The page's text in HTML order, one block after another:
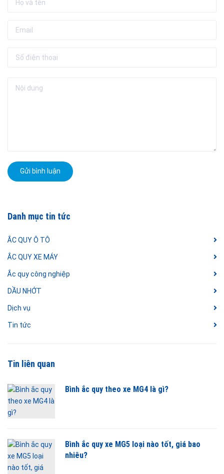
Danh mục tin tức
ẮC QUY Ô TÔ
ẮC QUY XE MÁY
Ắc quy công nghiệp
DẦU NHỚT
Dịch vụ
Tin tức
Tin liên quan
Bình ắc quy theo xe MG4 là gì?
Bình ắc quy xe MG5 loại nào tốt, giá bao
nhiêu?
Gửi bình luận